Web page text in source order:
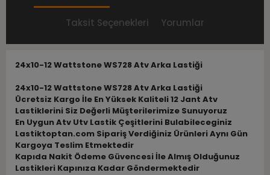
Taksit Seçenekleri Yorumlar
24x10-12 Wattstone WS728 Atv Arka Lastiği
24x10-12 Wattstone WS728 Atv Arka Lastiği
Ücretsiz Kargo İle En Yüksek Kaliteli 12 Jant Atv
Lastiklerini Siz Değerli Müşterilerimize Sunuyoruz
En Uygun Atv Utv Lastik Çeşitlerini Bulabileceginiz
Lastiktoptan.com Sipariş Verdiğiniz Ürünleri Aynı Gün
Kargoya Teslim Etmektedir
Kapıda Nakit Ödeme Güvencesi İle Almış Olduğunuz
Lastikleri Kapınıza Kadar Göndermektedir